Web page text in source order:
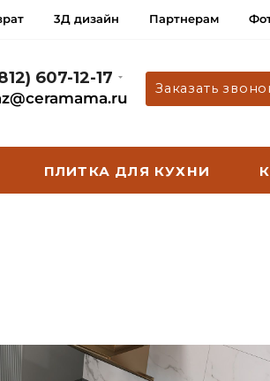
3Д дизайн Партнерам
607-12-17
Заказать
ПЛИТКА ДЛЯ КУХНИ